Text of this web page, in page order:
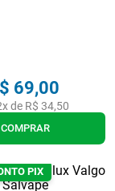
69,00
x de R$ 34,50
COMPRAR
PIX